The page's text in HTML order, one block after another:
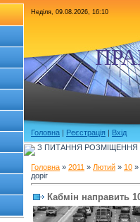
Неділя, 09.08.2026, 16:10
Головна | Реєстрація | Вхід
З ПИТАННЯ РОЗМІЩЕННЯ
Головна » 2011 » Лютий » 10 »
доріг
Кабмін направить